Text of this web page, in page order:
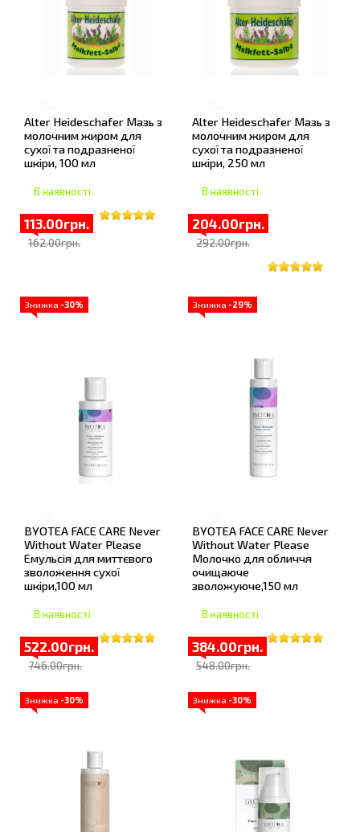
Alter Heideschafer Мазь з
молочним жиром для
сухої та подразненої
шкіри, 100 мл
В наявності
113.00грн.
162.00грн.
Alter Heideschafer Мазь з
молочним жиром для
сухої та подразненої
шкіри, 250 мл
В наявності
204.00грн.
292.00грн.
Знижка -30%
BYOTEA FACE CARE Never
Without Water Please
Емульсія для миттєвого
зволоження сухої
шкіри,100 мл
В наявності
522.00грн.
746.00грн.
Знижка -29%
BYOTEA FACE CARE Never
Without Water Please
Молочко для обличчя
очищаюче
зволожуюче,150 мл
В наявності
384.00грн.
548.00грн.
Знижка -30% Знижка -30%